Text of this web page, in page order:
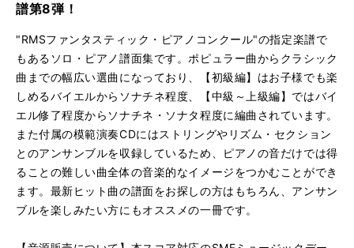
譜第8弾！
"RMSファンタスティック・ピアノコンクール"の指定楽譜で
もあるソロ・ピアノ譜面集です。ポピュラー曲からクラシック
曲までの幅広い選曲になっており、【初級編】はお子様でも楽
しめるバイエルからソナチネ程度、【中級～上級編】ではバイ
エル修了程度からソナチネ・ソナタ程度に編曲されています。
また付属の模範演奏CDにはストリングやリズム・セクション
とのアンサンブルを収録しているため、ピアノの音だけでは得
ることの難しい曲全体の音楽的なイメージをつかむことができ
ます。最新ヒット曲の譜面をお探しの方はもちろん、アンサン
ブルを楽しみたい方にもオススメの一冊です。